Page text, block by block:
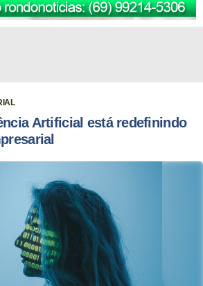
Artificial está redefinindo